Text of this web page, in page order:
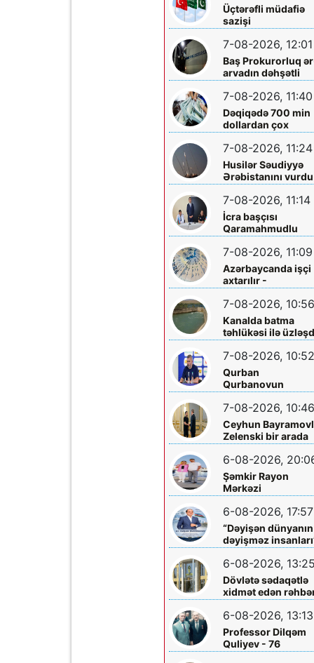
Üçtərəfli müdafiə
sazişi
imzalayacaqlar
7-08-2026, 12:01
Baş Prokurorluq
arvadın dəhşətli
ölümü ilə bağlı -
Məlumat yaydı
7-08-2026, 11:40
Dəqiqədə 700 min
dollardan çox
qazanıblar…
7-08-2026, 11:24
Husilər Səudiyyə
Ərəbistanını
Yaralılar var
7-08-2026, 11:14
İcra başçısı
Qaramahmudlu
sakinləri ilə
7-08-2026, 11:09
Azərbaycanda işçi
axtarılır -
Əməkhaqqı 10 min
manatdır
7-08-2026, 10:56
Kanalda batma
təhlükəsi ilə
- Xilas edildi
7-08-2026, 10:52
Qurban
Qurbanovun
qəzəbinin qarşılığı
nə olacaq?
7-08-2026, 10:46
Ceyhun
Zelenski bir arada
6-08-2026,
Şəmkir Rayon
Mərkəzi
Xəstəxanasının
həkimi Ceyhun
Rəsulov və arvadı
Arzu Əskərovanın
icra etdiyi mioma
əməliyyatından
sonra qadının
ölümü ilə bağlı
Şəmkir rayon
araşdırma aparılır
6-08-2026, 17:57
“Dəyişən dünyanın
dəyişməz
layihəsində...
6-08-2026, 13:25
Dövlətə sədaqətlə
xidmət edən
Şəmkir Elektrik
Şəbəkəsinin rəisi
Mehman Xəlilovun
fəaliyyəti
6-08-2026, 13:13
Professor Dilqəm
Quliyev - 76